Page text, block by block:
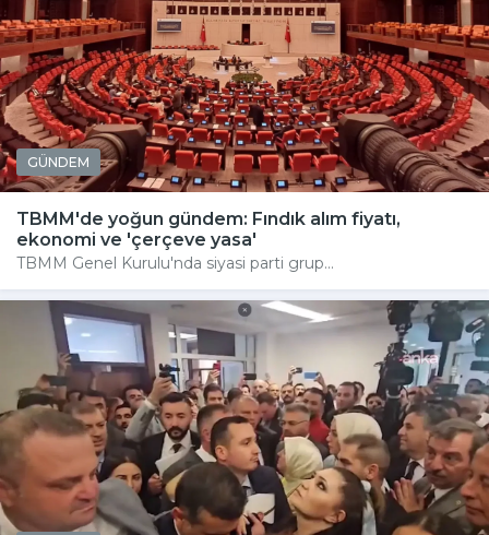
GÜNDEM
TBMM'de yoğun gündem: Fındık alım fiyatı,
ekonomi ve 'çerçeve yasa'
TBMM Genel Kurulu'nda siyasi parti grup...